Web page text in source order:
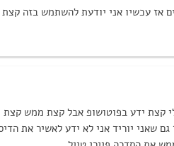
אז עכשיו אני יודעת להשתמש בזה קצת
קצת ידע בפוטושופ אבל קצת ממש קצת
שאני יוריד אני לא ידע לאשיר את